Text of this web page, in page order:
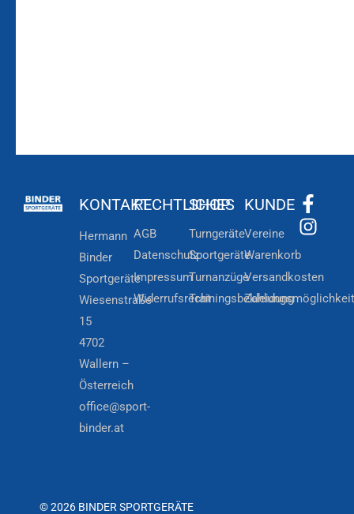
KONTAKT
Hermann
Binder
Sportgeräte
Wiesenstraße
15
4702
Wallern –
Österreich
office@sport-
binder.at
RECHTLICHES
AGB
Datenschutz
Impressum
Widerrufsrecht
SHOP
Turngeräte
Sportgeräte
Turnanzüge
Trainingsbekleidung
KUNDE
Vereine
Warenkorb
Versandkosten
© 2026 BINDER SPORTGERÄTE